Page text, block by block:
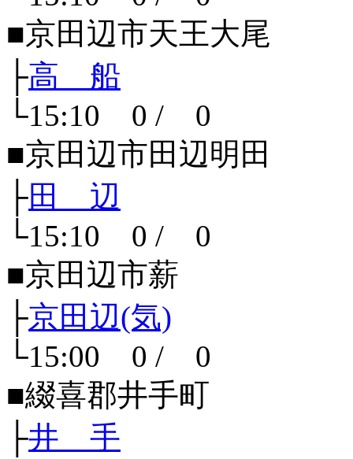
■京田辺市天王大尾
├高 船
└15:10 0 / 0
■京田辺市田辺明田
├田 辺
└15:10 0 / 0
■京田辺市薪
├京田辺(気)
└15:00 0 / 0
■綴喜郡井手町
├井 手